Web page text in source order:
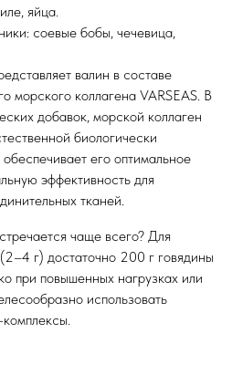
яйца.
соевые бобы, чечевица,
валин в составе
морского коллагена VARSEAS. В
добавок, морской коллаген
биологически
его оптимальное
эффективность для
тканей.
чаще всего? Для
г) достаточно 200 г говядины
при повышенных нагрузках или
использовать